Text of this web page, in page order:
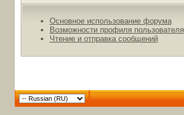
Основное использование форума
Возможности профиля пользователя
Чтение и отправка сообщений